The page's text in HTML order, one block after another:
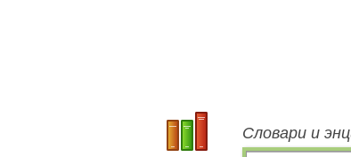
Словари и